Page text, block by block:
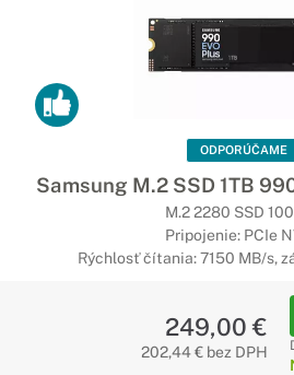
ODPORÚČAME
Samsung M.2 SSD 1TB
M.2 2280 SSD
Pripojenie: PCIe
Rýchlosť čítania: 7150 MB/s,
249,00 €
202,44 € bez DPH